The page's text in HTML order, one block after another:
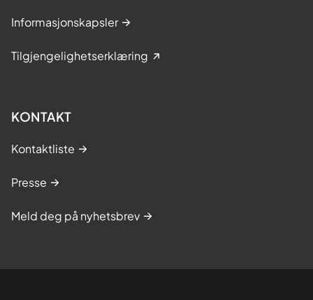
Informasjonskapsler
Tilgjengelighetserklæring
KONTAKT
Kontaktliste
Presse
Meld deg på nyhetsbrev